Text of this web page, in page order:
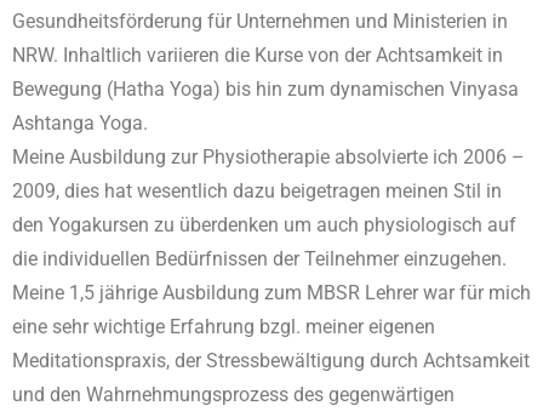
Gesundheitsförderung für Unternehmen und Ministerien in
NRW. Inhaltlich variieren die Kurse von der Achtsamkeit in
Bewegung (Hatha Yoga) bis hin zum dynamischen Vinyasa
Ashtanga Yoga.
Meine Ausbildung zur Physiotherapie absolvierte ich 2006 –
2009, dies hat wesentlich dazu beigetragen meinen Stil in
den Yogakursen zu überdenken um auch physiologisch auf
die individuellen Bedürfnissen der Teilnehmer einzugehen.
Meine 1,5 jährige Ausbildung zum MBSR Lehrer war für mich
eine sehr wichtige Erfahrung bzgl. meiner eigenen
Meditationspraxis, der Stressbewältigung durch Achtsamkeit
und den Wahrnehmungsprozess des gegenwärtigen